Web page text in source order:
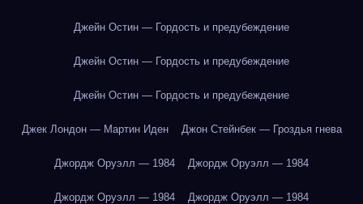
Джейн Остин — Гордость и предубеждение
Джейн Остин — Гордость и предубеждение
Джейн Остин — Гордость и предубеждение
Джек Лондон — Мартин Иден Джон Стейнбек — Гроздья гнева
Джордж Оруэлл — 1984 Джордж Оруэлл — 1984
Джордж Оруэлл — 1984 Джордж Оруэлл — 1984